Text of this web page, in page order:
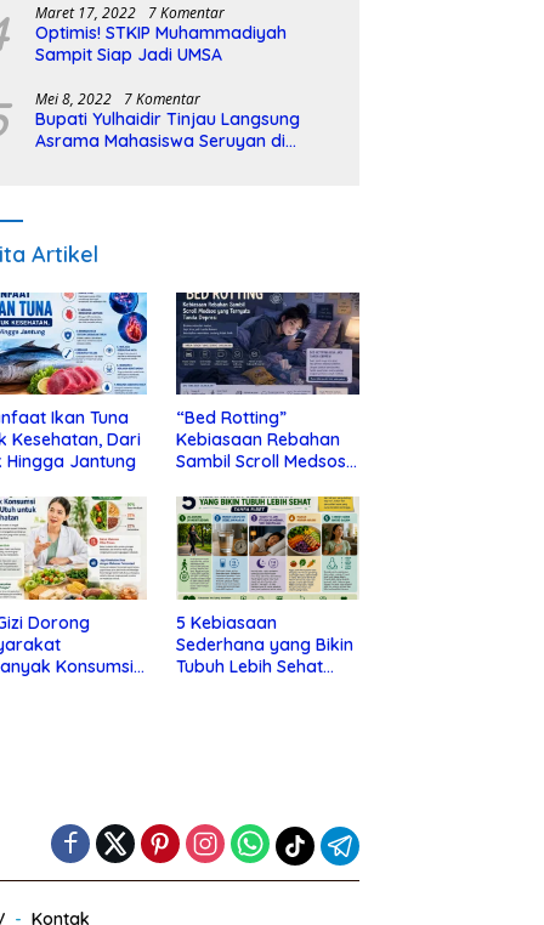
Maret 17, 2022 7 Komentar
Optimis! STKIP Muhammadiyah
Sampit Siap Jadi UMSA
Mei 8, 2022 7 Komentar
Bupati Yulhaidir Tinjau Langsung
Asrama Mahasiswa Seruyan di
Artikel
Ikan Tuna
Kesehatan, Dari
Hingga Jantung
“Bed Rotting”
Kebiasaan Rebahan
Sambil Scroll Medsos
Depresi
Dorong
Konsumsi
5 Kebiasaan
Sederhana yang Bikin
Tubuh Lebih Sehat
Kontak